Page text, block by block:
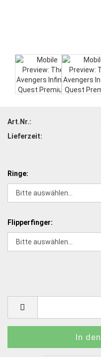
Art.Nr.:
Lieferzeit:
Ringe:
Flipperfinger: